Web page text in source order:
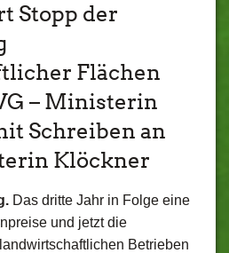
Stopp der
Flächen
– Ministerin
Schreiben an
Klöckner
Das dritte Jahr in Folge eine
und jetzt die
Betrieben